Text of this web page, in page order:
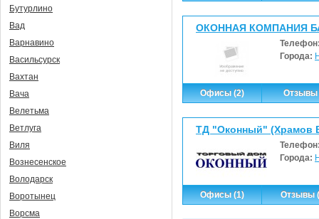
ОКОННАЯ КОМПАНИЯ
Города:
Офисы (2) Отзывы
ТД "Оконный" (Храмов
Города:
Офисы (1) Отзывы
Бутурлино
Вад
Варнавино
Васильсурск
Вахтан
Вача
Велетьма
Ветлуга
Виля
Вознесенское
Володарск
Воротынец
Ворсма